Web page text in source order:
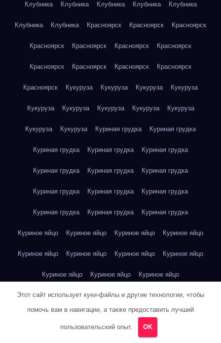
Клубника Клубника Клубника Клубника Клубника
Клубника Клубника Красноярск Красноярск Красноярск
Красноярск Красноярск Красноярск Красноярск
Красноярск Красноярск Красноярск Красноярск
Красноярск Кукуруза Кукуруза Кукуруза Кукуруза
Кукуруза Кукуруза Кукуруза Кукуруза Кукуруза
Кукуруза Кукуруза Куриная грудка Куриная грудка
Куриная грудка Куриная грудка Куриная грудка
Куриная грудка Куриная грудка Куриная грудка
Куриная грудка Куриная грудка Куриная грудка
Куриная грудка Куриная грудка Куриная грудка
Куриное яйцо Куриное яйцо Куриное яйцо Куриное яйцо
Куриное яйцо Куриное яйцо Куриное яйцо Куриное яйцо
Куриное яйцо Куриное яйцо Куриное яйцо
Лев Толстой — Война и мир Лев Толстой — Война и мир
Лев Толстой — Война и мир
Лев Толстой — Война и мир
Этот сайт использует куки-файлы и другие технологии, чтобы
помочь вам в навигации, а также предоставить лучший
пользовательский опыт. OK